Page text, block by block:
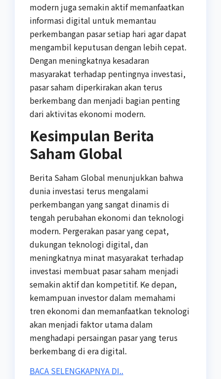
modern juga semakin aktif memanfaatkan
informasi digital untuk memantau
perkembangan pasar setiap hari agar dapat
mengambil keputusan dengan lebih cepat.
Dengan meningkatnya kesadaran
masyarakat terhadap pentingnya investasi,
pasar saham diperkirakan akan terus
berkembang dan menjadi bagian penting
dari aktivitas ekonomi modern.
Kesimpulan Berita
Saham Global
Berita Saham Global menunjukkan bahwa
dunia investasi terus mengalami
perkembangan yang sangat dinamis di
tengah perubahan ekonomi dan teknologi
modern. Pergerakan pasar yang cepat,
dukungan teknologi digital, dan
meningkatnya minat masyarakat terhadap
investasi membuat pasar saham menjadi
semakin aktif dan kompetitif. Ke depan,
kemampuan investor dalam memahami
tren ekonomi dan memanfaatkan teknologi
akan menjadi faktor utama dalam
menghadapi persaingan pasar yang terus
berkembang di era digital.
BACA SELENGKAPNYA DI..